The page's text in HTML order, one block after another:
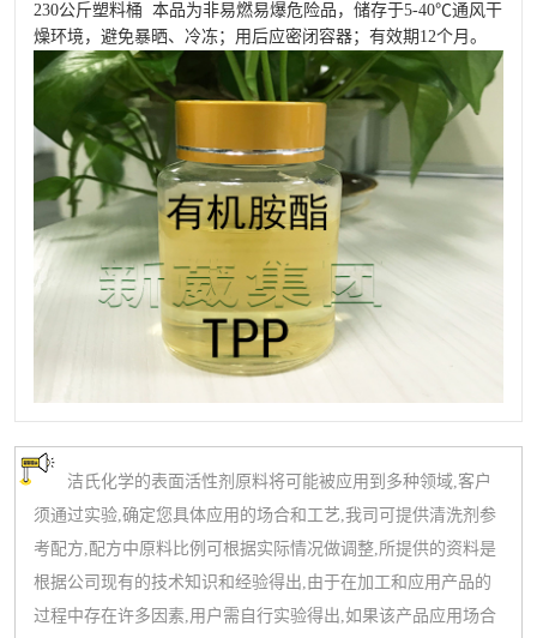
230公斤塑料桶 本品为非易燃易爆危险品，储存于5-40℃通风干
燥环境，避免暴晒、冷冻；用后应密闭容器；有效期12个月。
洁氏化学的表面活性剂原料将可能被应用到多种领域,客户
须通过实验,确定您具体应用的场合和工艺,我司可提供清洗剂参
考配方,配方中原料比例可根据实际情况做调整,所提供的资料是
根据公司现有的技术知识和经验得出,由于在加工和应用产品的
过程中存在许多因素,用户需自行实验得出,如果该产品应用场合